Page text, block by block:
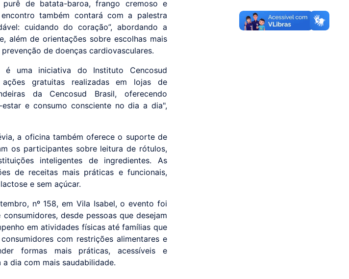
de batata-baroa, frango cremoso e
também contará com a palestra
cuidando do coração”, abordando a
além de orientações sobre escolhas mais
de doenças cardiovasculares.
é uma iniciativa do Instituto Cencosud
gratuitas realizadas em lojas de
da Cencosud Brasil, oferecendo
e consumo consciente no dia a dia",
a oficina também oferece o suporte de
os participantes sobre leitura de rótulos,
inteligentes de ingredientes. As
de receitas mais práticas e funcionais,
e sem açúcar.
nº 158, em Vila Isabel, o evento foi
desde pessoas que desejam
em atividades físicas até famílias que
com restrições alimentares e
formas mais práticas, acessíveis e
dia com mais saudabilidade.